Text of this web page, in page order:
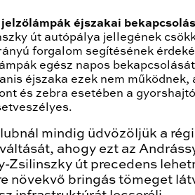
éjszakai
út autópálya jellegének
forgalom segítésének
egész napos
éjszaka ezek nem működnek,
és zebra esetében a
mindig üdvözöljük a
ahogy ezt az
Zsilinszky út precedens
növekvő bringás tömeget